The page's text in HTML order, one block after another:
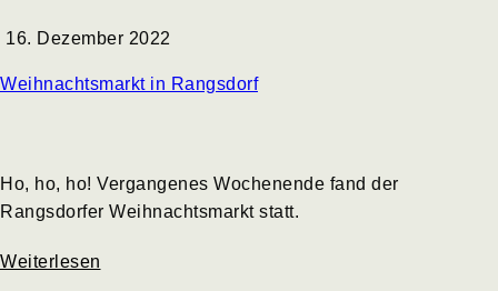
16. Dezember 2022
Weihnachtsmarkt in Rangsdorf
Ho, ho, ho! Vergangenes Wochenende fand der
Rangsdorfer Weihnachtsmarkt statt.
Weiterlesen